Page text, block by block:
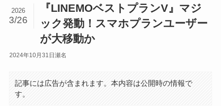
『LINEMOベストプランV』マジ
ック発動！スマホプランユーザー
が大移動か
2026
3/26
2024年10月31日 瀬名
記事には広告が含まれます。本内容は公開時の情報で
す。